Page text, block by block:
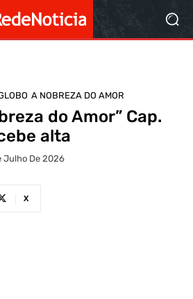
A NOBREZA DO AMOR
do Amor” Cap.
alta
Julho De 2026
X